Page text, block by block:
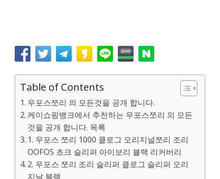
Table of Contents
우포스쪼리 의 모든것을 공개 합니다.
케이쇼핑뱅크에서 추천하는 우포스쪼리 의 모든
것을 공개 합니다. 목록
1. 우포스 쪼리 1000 클로그 오리지널쪼리 조리
OOFOS 초크 슬리퍼 아이보리 블랙 리커버리
2. 우포스 쪼리 조리 슬리퍼 클로그 슬리퍼 오리
지날 블랙